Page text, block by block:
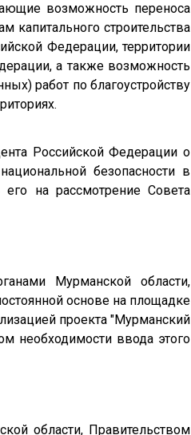
возможность переноса
капитального строительства
Федерации, территории
а также возможность
работ по благоустройству
Российской Федерации о
безопасности в
на рассмотрение Совета
Мурманской области,
основе на площадке
проекта "Мурманский
необходимости ввода этого
области, Правительством